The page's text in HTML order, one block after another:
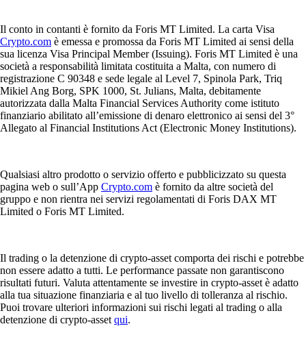
Il conto in contanti è fornito da Foris MT Limited. La carta Visa
Crypto.com è emessa e promossa da Foris MT Limited ai sensi della
sua licenza Visa Principal Member (Issuing). Foris MT Limited è una
società a responsabilità limitata costituita a Malta, con numero di
registrazione C 90348 e sede legale al Level 7, Spinola Park, Triq
Mikiel Ang Borg, SPK 1000, St. Julians, Malta, debitamente
autorizzata dalla Malta Financial Services Authority come istituto
finanziario abilitato all’emissione di denaro elettronico ai sensi del 3°
Allegato al Financial Institutions Act (Electronic Money Institutions).
Qualsiasi altro prodotto o servizio offerto e pubblicizzato su questa
pagina web o sull’App Crypto.com è fornito da altre società del
gruppo e non rientra nei servizi regolamentati di Foris DAX MT
Limited o Foris MT Limited.
Il trading o la detenzione di crypto-asset comporta dei rischi e potrebbe
non essere adatto a tutti. Le performance passate non garantiscono
risultati futuri. Valuta attentamente se investire in crypto-asset è adatto
alla tua situazione finanziaria e al tuo livello di tolleranza al rischio.
Puoi trovare ulteriori informazioni sui rischi legati al trading o alla
detenzione di crypto-asset qui.